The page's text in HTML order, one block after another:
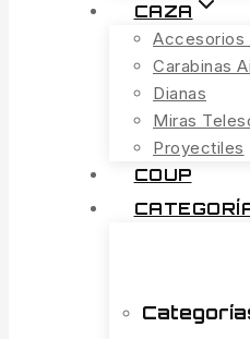
CAZA
Accesorios
Carabinas
Dianas
Miras
Proyectiles
COUP